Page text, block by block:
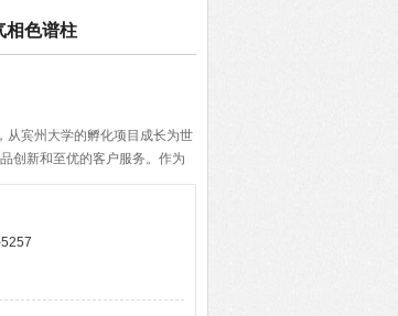
相色谱柱
从宾州大学的孵化项目成长为世
创新和至优的客户服务。作为
RESTEK服务的行业既有食品
和检验检疫等领域。